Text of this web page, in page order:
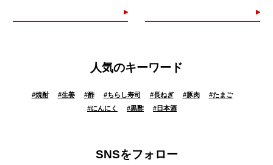
人気のキーワード
#焼酎 #生姜 #酢 #ちらし寿司 #長ねぎ #豚肉 #たまご
#にんにく #黒酢 #日本酒
SNSをフォロー